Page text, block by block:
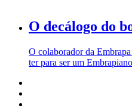
O decálogo do
O colaborador da
ter para ser um